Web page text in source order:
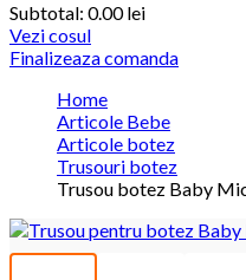
Subtotal: 0.00lei
Vezi cosul
Finalizeaza comanda
Home
Articole Bebe
Articole botez
Trusouri botez
Trusou botez Baby